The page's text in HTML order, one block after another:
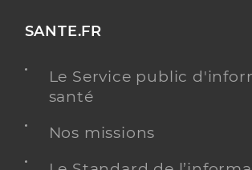
SANTE.FR
Le Service public
santé
Nos missions